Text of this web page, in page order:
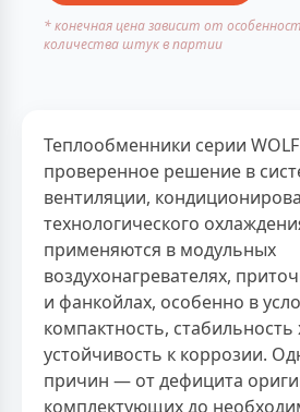
* конечная цена зависит от
количества штук в партии
Теплообменники серии
проверенное решение в
вентиляции,
технологического
применяются в модульных
воздухонагревателях,
и фанкойлах, особенно в
компактность, стабильность
устойчивость к коррозии.
причин — от дефицита
комплектующих до